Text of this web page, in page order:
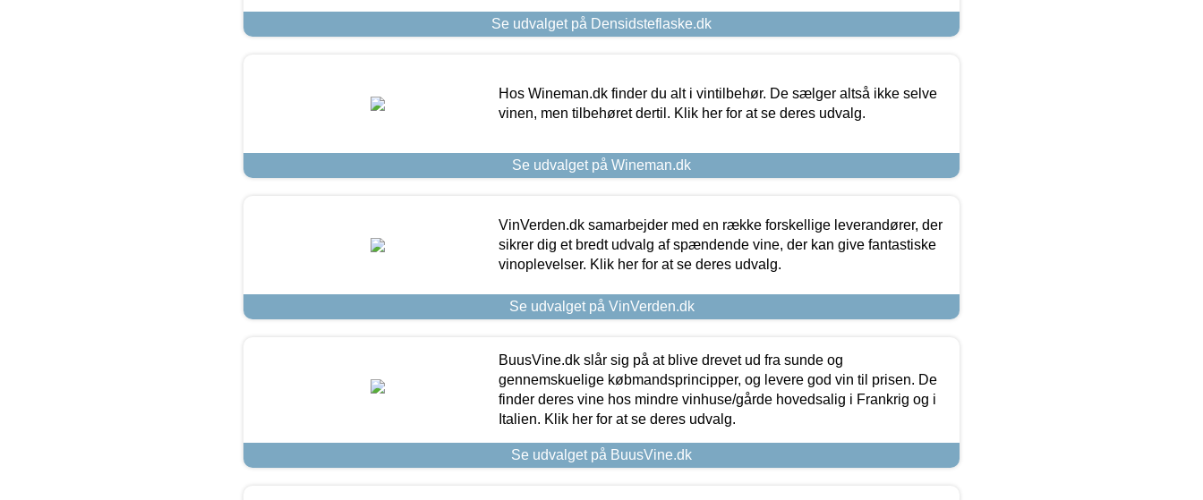
Se udvalget på Densidsteflaske.dk
Hos Wineman.dk finder du alt i vintilbehør. De sælger altså ikke selve
vinen, men tilbehøret dertil. Klik her for at se deres udvalg.
Se udvalget på Wineman.dk
VinVerden.dk samarbejder med en række forskellige leverandører, der
sikrer dig et bredt udvalg af spændende vine, der kan give fantastiske
vinoplevelser. Klik her for at se deres udvalg.
Se udvalget på VinVerden.dk
BuusVine.dk slår sig på at blive drevet ud fra sunde og
gennemskuelige købmandsprincipper, og levere god vin til prisen. De
finder deres vine hos mindre vinhuse/gårde hovedsalig i Frankrig og i
Italien. Klik her for at se deres udvalg.
Se udvalget på BuusVine.dk